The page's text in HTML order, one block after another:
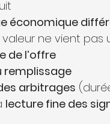
économique
ne vient pas
de l’offre
remplissage
arbitrages
lecture fine des